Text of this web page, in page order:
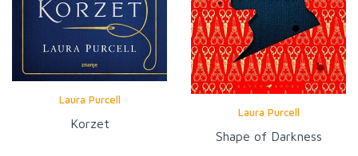
Laura Purcell
Korzet
Laura Purcell
Shape of Darkness